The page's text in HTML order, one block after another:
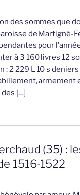
des sommes que
de Martigné-
pour
à 3 160 livres 12
: 2 229 L 10 s
armement
[…]
(35) :
1516-1522